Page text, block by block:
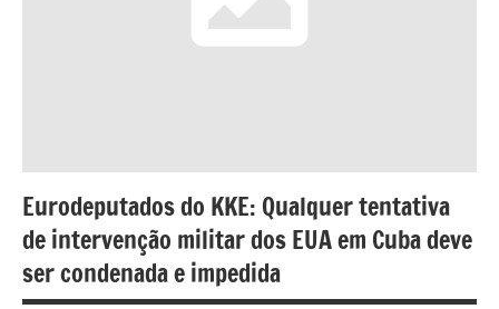
Eurodeputados do KKE: Qualquer tentativa
de intervenção militar dos EUA em Cuba deve
ser condenada e impedida